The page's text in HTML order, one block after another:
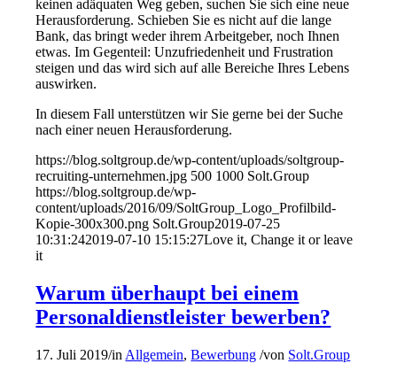
keinen adäquaten Weg geben, suchen Sie sich eine neue
Herausforderung. Schieben Sie es nicht auf die lange
Bank, das bringt weder ihrem Arbeitgeber, noch Ihnen
etwas. Im Gegenteil: Unzufriedenheit und Frustration
steigen und das wird sich auf alle Bereiche Ihres Lebens
auswirken.
In diesem Fall unterstützen wir Sie gerne bei der Suche
nach einer neuen Herausforderung.
https://blog.soltgroup.de/wp-content/uploads/soltgroup-
recruiting-unternehmen.jpg 500 1000 Solt.Group
https://blog.soltgroup.de/wp-
content/uploads/2016/09/SoltGroup_Logo_Profilbild-
Kopie-300x300.png Solt.Group2019-07-25
10:31:242019-07-10 15:15:27Love it, Change it or leave
it
Warum überhaupt bei einem
Personaldienstleister bewerben?
17. Juli 2019/in Allgemein,Bewerbung /von Solt.Group